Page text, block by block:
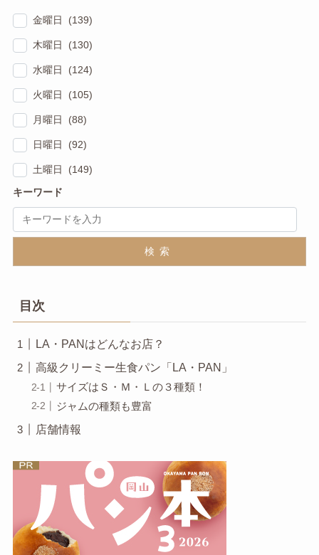
金曜日 (139)
木曜日 (130)
水曜日 (124)
火曜日 (105)
月曜日 (88)
日曜日 (92)
土曜日 (149)
キーワード
検索
目次
LA・PANはどんなお店？
高級クリーミー生食パン「LA・PAN」
サイズはＳ・Ｍ・Ｌの３種類！
ジャムの種類も豊富
店舗情報